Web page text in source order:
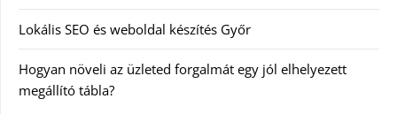
Lokális SEO és weboldal készítés Győr
Hogyan növeli az üzleted forgalmát egy jól elhelyezett
megállító tábla?